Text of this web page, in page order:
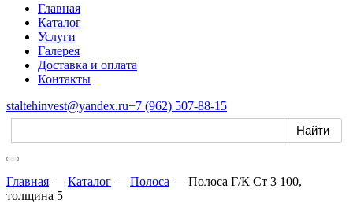
Главная
Каталог
Услуги
Галерея
Доставка и оплата
Контакты
staltehinvest@yandex.ru+7 (962) 507-88-15
Главная — Каталог — Полоса — Полоса Г/К Ст 3 100,
толщина 5